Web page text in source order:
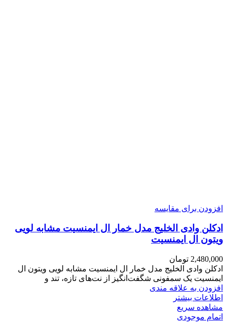
افزودن برای مقایسه
ادکلن وادی الخلیج مدل خمار ال ایمنسیت مشابه لویی
ویتون ال ایمنسیت
2,480,000 تومان
ادکلن وادی الخلیج مدل خمار ال ایمنسیت مشابه لویی ویتون ال
ایمنسیت یک سمفونی شگفت‌انگیز از نت‌های تازه، تند و
افزودن به علاقه مندی
اطلاعات بیشتر
مشاهده سریع
اتمام موجودی